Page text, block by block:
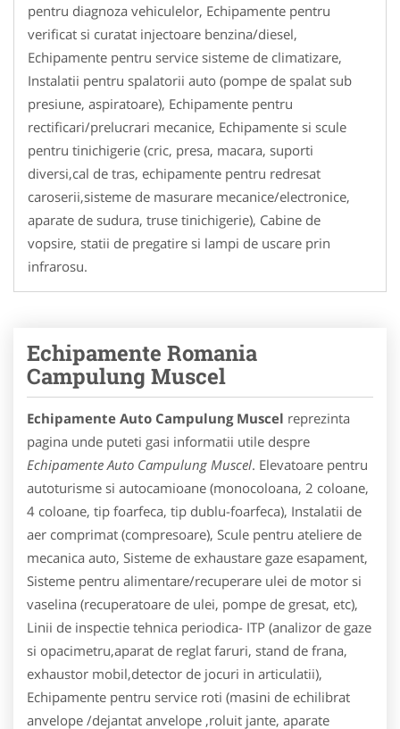
pentru diagnoza vehiculelor, Echipamente pentru
verificat si curatat injectoare benzina/diesel,
Echipamente pentru service sisteme de climatizare,
Instalatii pentru spalatorii auto (pompe de spalat sub
presiune, aspiratoare), Echipamente pentru
rectificari/prelucrari mecanice, Echipamente si scule
pentru tinichigerie (cric, presa, macara, suporti
diversi,cal de tras, echipamente pentru redresat
caroserii,sisteme de masurare mecanice/electronice,
aparate de sudura, truse tinichigerie), Cabine de
vopsire, statii de pregatire si lampi de uscare prin
infrarosu.
Echipamente Romania
Campulung Muscel
Echipamente Auto Campulung Muscel reprezinta
pagina unde puteti gasi informatii utile despre
Echipamente Auto Campulung Muscel. Elevatoare pentru
autoturisme si autocamioane (monocoloana, 2 coloane,
4 coloane, tip foarfeca, tip dublu-foarfeca), Instalatii de
aer comprimat (compresoare), Scule pentru ateliere de
mecanica auto, Sisteme de exhaustare gaze esapament,
Sisteme pentru alimentare/recuperare ulei de motor si
vaselina (recuperatoare de ulei, pompe de gresat, etc),
Linii de inspectie tehnica periodica- ITP (analizor de gaze
si opacimetru,aparat de reglat faruri, stand de frana,
exhaustor mobil,detector de jocuri in articulatii),
Echipamente pentru service roti (masini de echilibrat
anvelope /dejantat anvelope ,roluit jante, aparate